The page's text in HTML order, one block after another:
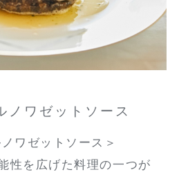
ノワゼットソース
ワゼットソース＞
性を広げた料理の一つが